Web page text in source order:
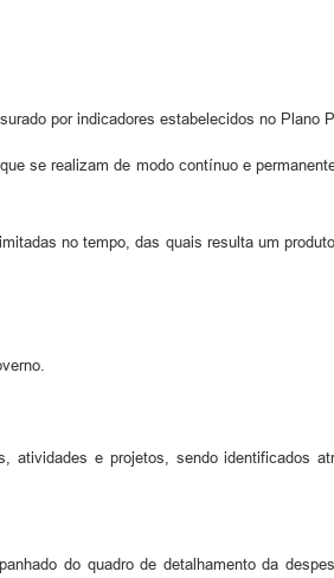
por indicadores estabelecidos no Plano
se realizam de modo contínuo e
no tempo, das quais resulta um
atividades e projetos, sendo identificados
do quadro de detalhamento da